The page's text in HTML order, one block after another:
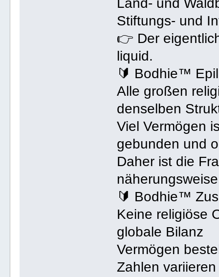
Land- und
Stiftungs- und
👉 Der
liquid.
🔰 Bodhie™
Alle großen
denselben
Viel Vermögen
gebunden und
Daher ist die
🔰 Bodhie™
Keine religiöse
globale Bilanz
Vermögen
Zahlen